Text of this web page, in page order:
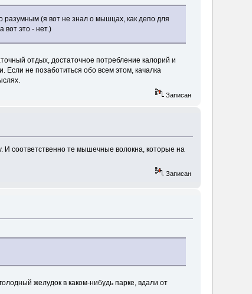
разумным (я вот не знал о мышцах, как депо для
вот это - нет.)
отдых, достаточное потребление калорий и
Если не позаботиться обо всем этом, качалка
Записан
И соответственно те мышечные волокна, которые на
Записан
желудок в каком-нибудь парке, вдали от